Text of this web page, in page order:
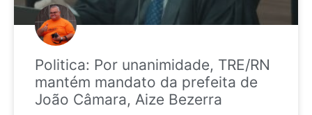
Politica: Por unanimidade, TRE/RN
mantém mandato da prefeita de
João Câmara, Aize Bezerra